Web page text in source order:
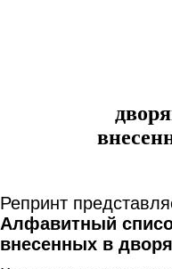
Репринт
Алфавитный
внесенных в